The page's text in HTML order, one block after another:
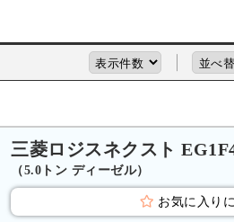
三菱ロジスネクスト
（5.0トン ディーゼル）
お気に入り